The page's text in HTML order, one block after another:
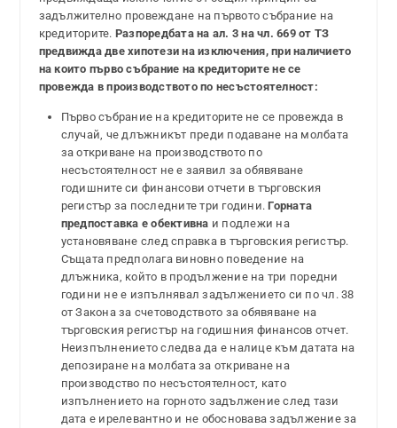
задължително провеждане на първото събрание на
кредиторите. Разпоредбата на ал. 3 на чл. 669 от ТЗ
предвижда две хипотези на изключения, при наличието
на които първо събрание на кредиторите не се
провежда в производството по несъстоятелност:
Първо събрание на кредиторите не се провежда в
случай, че длъжникът преди подаване на молбата
за откриване на производството по
несъстоятелност не е заявил за обявяване
годишните си финансови отчети в търговския
регистър за последните три години.Горната
предпоставка е обективна и подлежи на
установяване след справка в търговския регистър.
Същата предполага виновно поведение на
длъжника, който в продължение на три поредни
години не е изпълнявал задължението си по чл. 38
от Закона за счетоводството за обявяване на
търговския регистър на годишния финансов отчет.
Неизпълнението следва да е налице към датата на
депозиране на молбата за откриване на
производство по несъстоятелност, като
изпълнението на горното задължение след тази
дата е ирелевантно и не обосновава задължение за